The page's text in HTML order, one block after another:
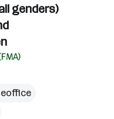
genders)